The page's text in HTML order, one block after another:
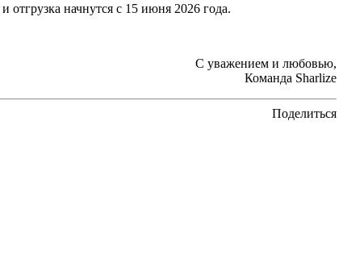
начнутся с 15 июня 2026 года.
С уважением и любовью,
Команда Sharlize
Поделиться